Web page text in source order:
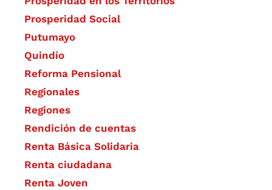
Prosperidad Social
Putumayo
Quindío
Reforma Pensional
Regionales
Regiones
Rendición de cuentas
Renta Básica Solidaria
Renta ciudadana
Renta Joven